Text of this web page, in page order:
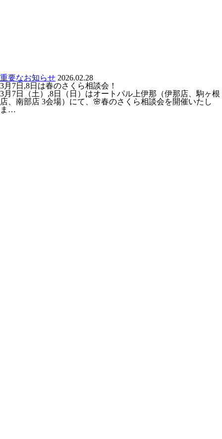
重要なお知らせ 2026.02.28
3月7日,8日は春のさくら相談会！
3月7日（土）,8日（日）はオートパル上伊那（伊那店、駒ヶ根
店、南部店 3会場）にて、🌸春のさくら相談会を開催いたし
ま…